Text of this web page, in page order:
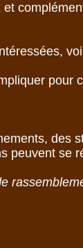
pour
des
peuvent se